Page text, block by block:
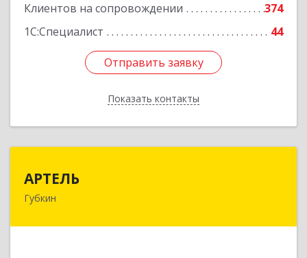
Клиентов на сопровождении
374
1С:Специалист
44
Отправить заявку
Показать контакты
Отправить заявку
Назад
АРТЕЛЬ
Губкин309181, Белгородская обл, Губкинский р-н,